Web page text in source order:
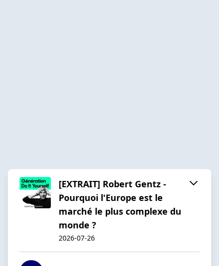
[EXTRAIT] Robert Gentz -
Pourquoi l'Europe est le
marché le plus complexe du
monde ?
2026-07-26